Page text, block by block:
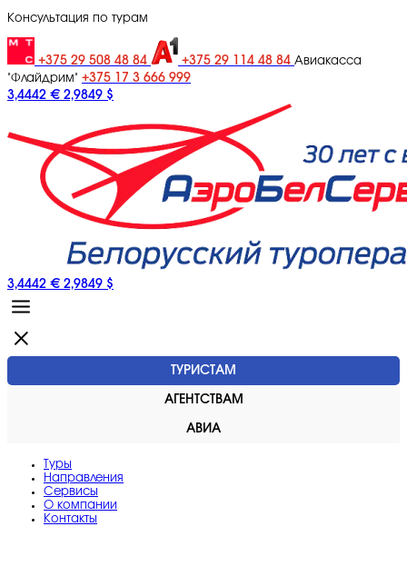
Консультация по турам
+375 29 508 48 84 +375 29 114 48 84 Авиакасса
"Флайдрим" +375 17 3 666 999
3,4442 € 2,9849 $
3,4442 € 2,9849 $
ТУРИСТАМ
АГЕНТСТВАМ
АВИА
Туры
Направления
Сервисы
O компании
Контакты